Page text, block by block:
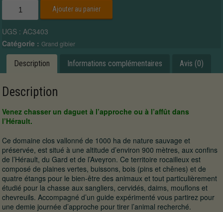
Daguet
à
l’approche
l’Hérault.
Ajouter au panier
UGS :AC3403
Catégorie :Grand gibier
Description Informations complémentaires Avis (0)
Description
Venez chasser un daguet à l’approche ou à l’affût dans
l’Hérault.
Ce domaine clos vallonné de 1000 ha de nature sauvage et
préservée, est situé à une altitude d’environ 900 mètres, aux confins
de l’Hérault, du Gard et de l’Aveyron. Ce territoire rocailleux est
composé de plaines vertes, buissons, bois (pins et chênes) et de
quatre étangs pour le bien-être des animaux et tout particulièrement
étudié pour la chasse aux sangliers, cervidés, daims, mouflons et
chevreuils. Accompagné d’un guide expérimenté vous partirez pour
une demie journée d’approche pour tirer l’animal recherché.